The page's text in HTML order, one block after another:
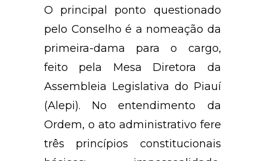
O principal ponto questionado
pelo Conselho é a nomeação da
primeira-dama para o cargo,
feito pela Mesa Diretora da
Assembleia Legislativa do Piauí
(Alepi). No entendimento da
Ordem, o ato administrativo fere
três princípios constitucionais